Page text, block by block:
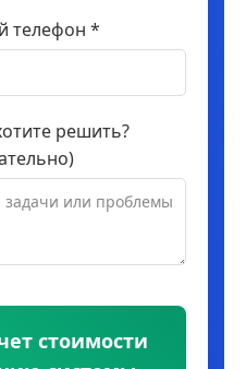
телефон *
решить?
стоимости